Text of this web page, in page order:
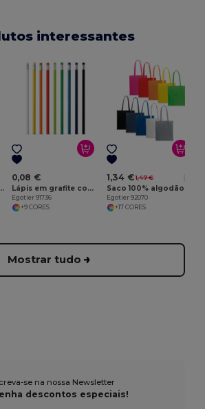
interessantes
com clipe em metal
0,08 €
Lápis em grafite com borracha e dureza HB
Egotier 91736
+9 CORES
1,34 € 1,47 €
Egotier 92070
+17 CORES
Mostrar tudo
se na nossa Newsletter
descontos especiais!